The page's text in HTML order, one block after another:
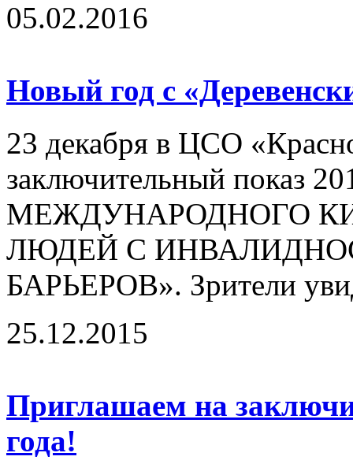
05.02.2016
Новый год с
23 декабря в ЦСО
заключительный показ
МЕЖДУНАРОДНОГО
ЛЮДЕЙ С
БАРЬЕРОВ». Зрители
25.12.2015
Приглашаем на
года!